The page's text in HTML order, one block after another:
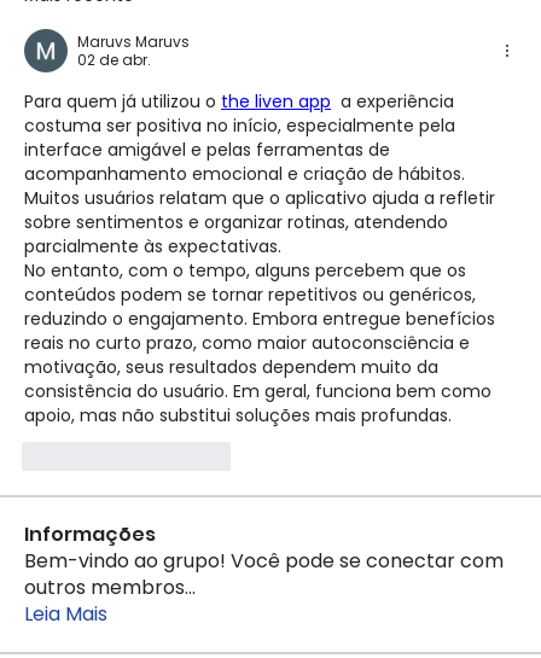
Maruvs Maruvs
02 de abr.
Para quem já utilizou o the liven app
  a experiência
costuma ser positiva no início, especialmente pela
interface amigável e pelas ferramentas de
acompanhamento emocional e criação de hábitos.
Muitos usuários relatam que o aplicativo ajuda a refletir
sobre sentimentos e organizar rotinas, atendendo
parcialmente às expectativas.
No entanto, com o tempo, alguns percebem que os
conteúdos podem se tornar repetitivos ou genéricos,
reduzindo o engajamento. Embora entregue benefícios
reais no curto prazo, como maior autoconsciência e
motivação, seus resultados dependem muito da
consistência do usuário. Em geral, funciona bem como
apoio, mas não substitui soluções mais profundas.
Informações
Bem-vindo ao grupo! Você pode se conectar com
outros membros...
Leia Mais